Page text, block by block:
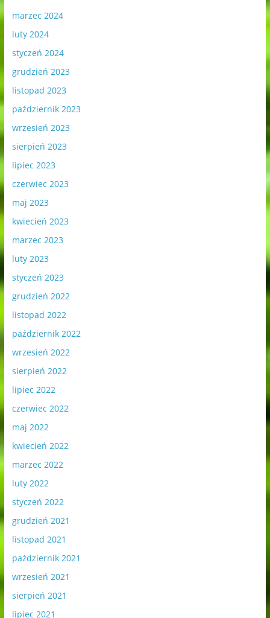
marzec 2024
luty 2024
styczeń 2024
grudzień 2023
listopad 2023
październik 2023
wrzesień 2023
sierpień 2023
lipiec 2023
czerwiec 2023
maj 2023
kwiecień 2023
marzec 2023
luty 2023
styczeń 2023
grudzień 2022
listopad 2022
październik 2022
wrzesień 2022
sierpień 2022
lipiec 2022
czerwiec 2022
maj 2022
kwiecień 2022
marzec 2022
luty 2022
styczeń 2022
grudzień 2021
listopad 2021
październik 2021
wrzesień 2021
sierpień 2021
lipiec 2021